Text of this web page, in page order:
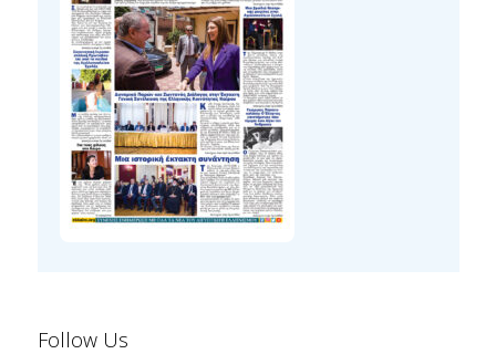
Follow Us